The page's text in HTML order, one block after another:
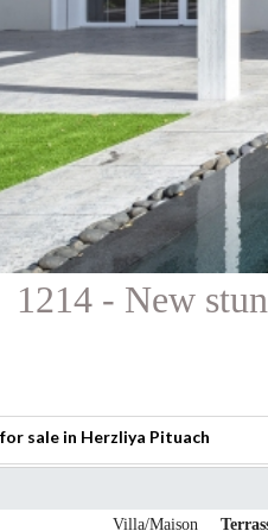
1214 - New
sale in Herzliya Pituach
Villa/Maison